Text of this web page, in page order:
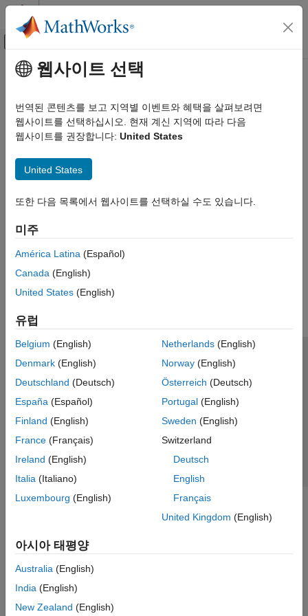
콘텐츠로 바로 가기
오프캔버스 탐색 메뉴 토글
문서 홈
주요 콘텐츠
How useful was this information?
웹사이트 선택
번역된 콘텐츠를 보고 지역별 이벤트와 혜택을 살펴보려면
웹사이트를 선택하십시오. 현재 계신 지역에 따라 다음
웹사이트를 권장합니다: United States
United States
또한 다음 목록에서 웹사이트를 선택하실 수도 있습니다.
미주
América Latina (Español)
Canada (English)
United States (English)
유럽
Belgium (English)
Denmark (English)
Deutschland (Deutsch)
España (Español)
Finland (English)
France (Français)
Ireland (English)
Italia (Italiano)
Luxembourg (English)
Netherlands(English)
Norway(English)
Österreich (Deutsch)
Portugal(English)
Sweden (English)
Switzerland
Deutsch
English
Français
United Kingdom (English)
아시아 태평양
Australia (English)
India (English)
New Zealand (English)
신뢰 센터 등록 상표 개인정보 취급방침
불법 복제 방지
애플리케이션 상태
© 1994-2026 The MathWorks, Inc.